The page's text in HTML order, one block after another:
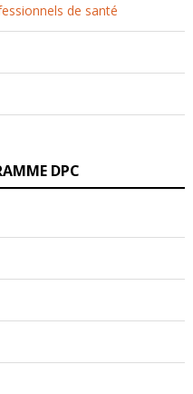
de santé
DPC